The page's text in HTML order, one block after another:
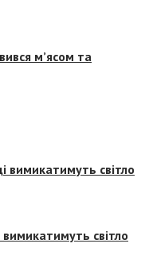
м’ясом та
вимикатимуть світло
світло